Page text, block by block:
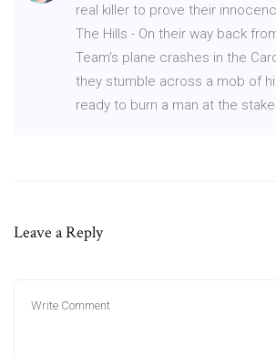
real killer to prove their
The Hills - On their way back
Team's plane crashes in the
they stumble across a mob of
ready to burn a man at the stake.
Leave a Reply